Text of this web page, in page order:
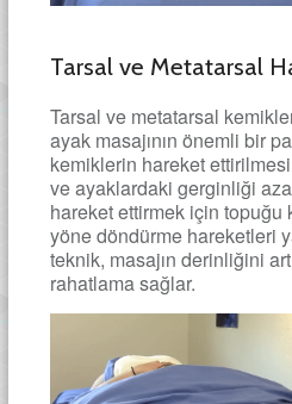
Tarsal ve Metatarsal
Tarsal ve metatarsal
ayak masajının önemli bir
kemiklerin hareket ettirilmesi,
ve ayaklardaki gerginliği
hareket ettirmek için topuğu
yöne döndürme hareketleri
teknik, masajın derinliğini
rahatlama sağlar.